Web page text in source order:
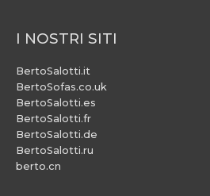
I NOSTRI SITI
BertoSalotti.it
BertoSofas.co.uk
BertoSalotti.es
BertoSalotti.fr
BertoSalotti.de
BertoSalotti.ru
berto.cn